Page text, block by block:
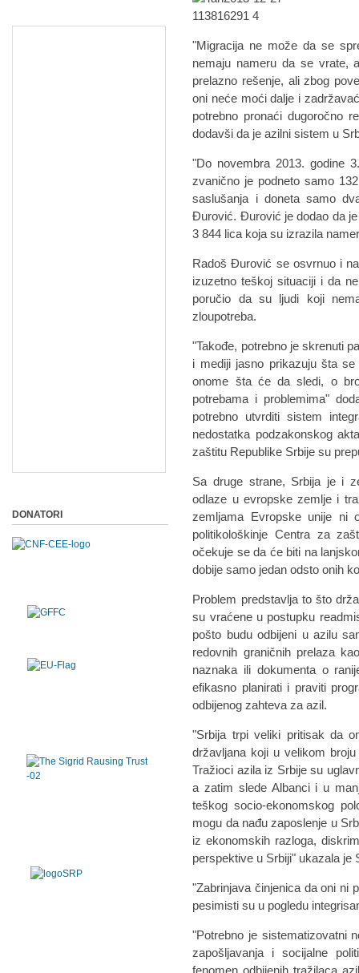
"Migracija ne može da se
nemaju nameru da se vrate,
prelazno rešenje, ali zbog
oni neće moći dalje i
potrebno pronaći dugoročno
dodavši da je azilni sistem u
"Do novembra 2013. godine
zvanično je podneto samo
saslušanja i doneta samo
Đurović. Đurović je dodao da
3 844 lica koja su izrazila
Radoš Đurović se osvrnuo i
izuzetno teškoj situaciji i da
poručio da su ljudi koji
zloupotreba.
"Takođe, potrebno je skrenuti
i mediji jasno prikazuju šta
onome šta će da sledi, o
potrebama i problemima"
potrebno utvrditi sistem
nedostatka podzakonskog
zaštitu Republike Srbije su
Sa druge strane, Srbija je i
odlaze u evropske zemlje i
zemljama Evropske unije ni
politikološkinje Centra za
očekuje se da će biti na
dobije samo jedan odsto onih
Problem predstavlja to što
su vraćene u postupku
pošto budu odbijeni u azilu
redovnih graničnih prelaza
naznaka ili dokumenta o
efikasno planirati i praviti
odbijenog zahteva za azil.
"Srbija trpi veliki pritisak da
državljana koji u velikom
Tražioci azila iz Srbije su
a zatim slede Albanci i u
teškog socio-ekonomskog
mogu da nađu zaposlenje u
iz ekonomskih razloga,
perspektive u Srbiji" ukazala je
"Zabrinjava činjenica da oni ni
pesimisti su u pogledu
"Potrebno je sistematizovatni
zapošljavanja i socijalne
fenomen odbijenih tražilaca
DONATORI